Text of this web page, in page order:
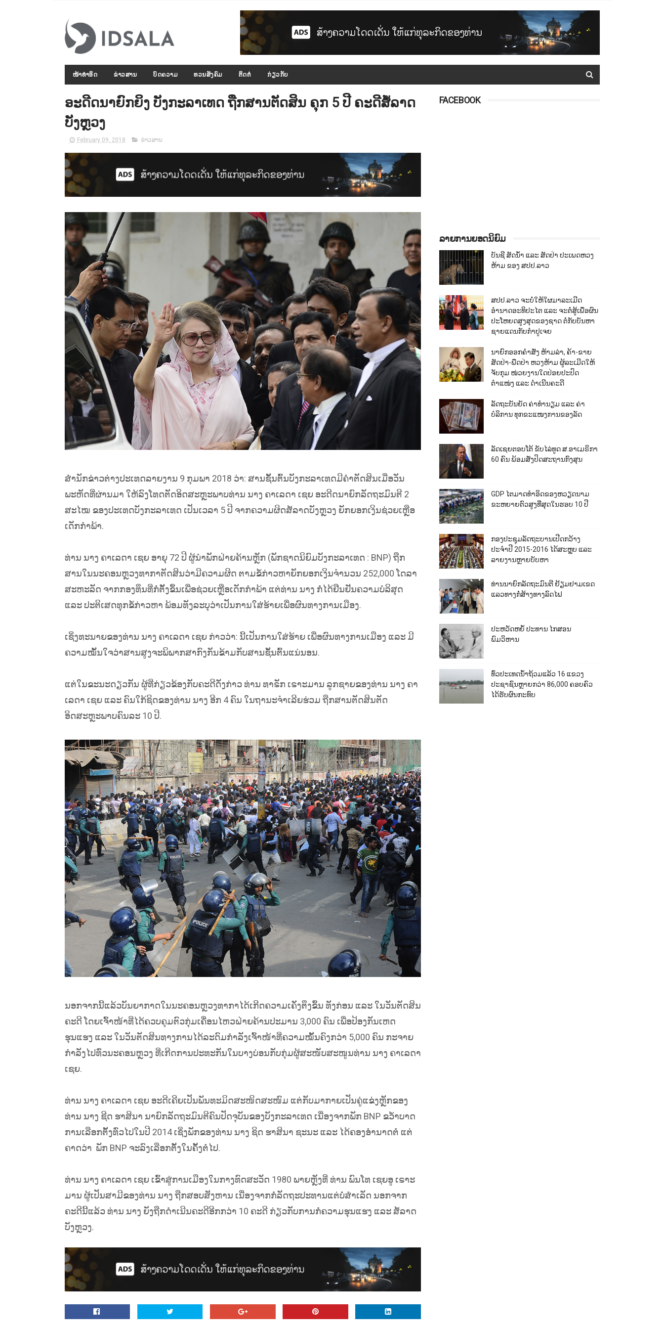
ໜ້າທຳອິດ ຂ່າວສານ ບົດຄວາມ ທວນສັງຄົມ ຕິດຕໍ່ ກ່ຽວກັບ
ອະດີດນາຍົກຍິງ ບັງກະລາເທດ ຖືກສານຕັດສິນ ຄຸກ 5 ປີ ຄະດີສໍ້ລາດ
ບັງຫຼວງ
February 09, 2018 ຂ່າວສານ
ສຳນັກຂ່າວຕ່າງປະເທດລາຍງານ 9 ກຸມພາ 2018 ວ່າ: ສານຊັ້ນຕົ້ນບັງກະລາເທດມີຄຳຕັດສິນເມື່ອວັນ
ພະຫັດທີ່ຜ່ານມາ ໃຫ້ລົງໂທດຕັດອິດສະຫຼະພາບທ່ານ ນາງ ຄາເລດາ ເຊຍ ອະດີດນາຍົກລັດຖະມົນຕີ 2
ສະໄໝ ຂອງປະເທດບັງກະລາເທດ ເປັນເວລາ 5 ປີ ຈາກຄວາມຜິດສໍ້ລາດບັງຫຼວງ ຍັກຍອກເງິນຊ່ວຍເຫຼືອ
ເດັກກຳພ້າ.
ທ່ານ ນາງ ຄາເລດາ ເຊຍ ອາຍຸ 72 ປີ ຜູ້ນຳພັກຝ່າຍຄ້ານຫຼັກ (ພັກຊາດນິຍົມບັງກະລາເທດ : BNP) ຖືກ
ສານໃນນະຄອນຫຼວງທາກາຕັດສິນວ່າມີຄວາມຜິດ ຕາມຂໍ້ກ່າວຫາຍັກຍອກເງິນຈຳນວນ 252,000 ໂດລາ
ສະຫະລັດ ຈາກກອງທຶນທີ່ກໍ່ຕັ້ງຂຶ້ນເພື່ອຊ່ວຍເຫຼືອເດັກກຳພ້າ ແຕ່ທ່ານ ນາງ ກໍ່ໄດ້ຢືນຢັນຄວາມບໍລິສຸດ
ແລະ ປະຕິເສດທຸກຂໍ້ກ່າວຫາ ພ້ອມທັງລະບຸວ່າເປັນການໃສ່ຮ້າຍເພື່ອຜົນທາງການເມືອງ.
ເຊິ່ງທະນາຍຂອງທ່ານ ນາງ ຄາເລດາ ເຊຍ ກ່າວວ່າ: ນີ້ເປັນການໃສ່ຮ້າຍ ເພື່ອຜົນທາງການເມືອງ ແລະ ມີ
ຄວາມໝັ້ນໃຈວ່າສານສູງຈະພິພາກສາກົງກັນຂ້າມກັບສານຊັ້ນຕົ້ນແນ່ນອນ.
ແຕ່ໃນຂະນະດຽວກັນ ຜູ້ທີ່ກ່ຽວຂ້ອງກັບຄະດີດັ່ງກ່າວ ທ່ານ ທາຣັກ ເຣາະມານ ລູກຊາຍຂອງທ່ານ ນາງ ຄາ
ເລດາ ເຊຍ ແລະ ຄົນໃກ້ຊິດຂອງທ່ານ ນາງ ອີກ 4 ຄົນ ໃນຖານະຈຳເລີຍຮ່ວມ ຖືກສານຕັດສິນຕັດ
ອິດສະຫຼະພາບຄົນລະ 10 ປີ.
ນອກຈາກນີ້ແລ້ວບັນຍາກາດໃນນະຄອນຫຼວງທາກາໄດ້ເກີດຄວາມເຄັ່ງຕຶງຂຶ້ນ ທັງກ່ອນ ແລະ ໃນວັນຕັດສິນ
ຄະດີ ໂດຍເຈົ້າໜ້າທີ່ໄດ້ຄວບຄຸມຕົວກຸ່ມເຄື່ອນໄຫວຝ່າຍຄ້ານປະມານ 3,000 ຄົນ ເພື່ອປ້ອງກັນເຫດ
ຮຸນແຮງ ແລະ ໃນວັນຕັດສິນທາງການໄດ້ລະດົມກຳລັງເຈົ້າໜ້າທີ່ຄວາມໝັ້ນຄົງກວ່າ 5,000 ຄົນ ກະຈາຍ
ກຳລັງໄປທົ່ວນະຄອນຫຼວງ ທີ່ເກີດການປະທະກັນໃນບາງບ່ອນກັບກຸ່ມຜູ້ສະໜັບສະໜູນທ່ານ ນາງ ຄາເລດາ
ເຊຍ.
ທ່ານ ນາງ ຄາເລດາ ເຊຍ ອະດີເຄີຍເປັນພັນທະມິດສະໜິດສະໜົມ ແຕ່ກັບມາກາຍເປັນຄູ່ແຂ່ງຫຼັກຂອງ
ທ່ານ ນາງ ຊີດ ຮາສິນາ ນາຍົກລັດຖະມົນຕີຄົນປັດຈຸບັນຂອງບັງກະລາເທດ ເນື່ອງຈາກພັກ BNP ຂວໍ້າບາດ
ການເລືອກຕັ້ງທົ່ວໄປໃນປີ 2014 ເຊິ່ງພັກຂອງທ່ານ ນາງ ຊິດ ຮາສິນາ ຊະນະ ແລະ ໄດ້ຄອງອຳນາດຕໍ່ ແຕ່
ຄາດວ່າ ພັກ BNP ຈະລົງເລືອກຕັ້ງໃນຄັ້ງຕໍ່ໄປ.
ທ່ານ ນາງ ຄາເລດາ ເຊຍ ເຂົ້າສູ່ການເມືອງໃນກາງທົດສະວັດ 1980 ພາຍຫຼັງທີ່ ທ່ານ ພົນໂທ ເຊຍອູ ເຣາະ
ມານ ຜູ້ເປັນສາມີຂອງທ່ານ ນາງ ຖືກສອບສັງຫານ ເນື່ອງຈາກກໍ່ລັດຖະປະທານແຕ່ບໍ່ສຳເລັດ ນອກຈາກ
ຄະດີນີ້ແລ້ວ ທ່ານ ນາງ ຍັງຖືກດຳເນີນຄະດີອີກກວ່າ 10 ຄະດີ ກ່ຽວກັບການກໍ່ຄວາມຮຸນແຮງ ແລະ ສໍ້ລາດ
ບັງຫຼວງ.
FACEBOOK
ລາຍການຍອດນິຍົມ
ບັນຊີ ສັດນ້ຳ ແລະ ສັດປ່າ ປະເພດຫວງ
ຫ້າມ ຂອງ ສປປ.ລາວ
ສປປ.ລາວ ຈະບໍ່ໃຫ້ໃຜມາລະເມີດ
ອຳນາດອະທິປະໄຕ ແລະ ຈະຕໍ່ສູ້ເພື່ອຜົນ
ປະໂຫຍດສູງສຸດຂອງຊາດ ຕໍ່ກັບບັນຫາ
ຊາຍແດນກັບກຳປູເຈຍ
ນາຍົກອອກຄຳສັ່ງ ຫ້າມລ່າ, ຄ້າ-ຂາຍ
ສັດປ່າ-ພືດປ່າ ຫວງຫ້າມ ຜູ້ລະເມີດໃຫ້
ຈັບກຸມ ໜ່ວຍງານໃດປ່ອຍປະປົດ
ຕຳແໜ່ງ ແລະ ດຳເນີນຄະດີ
ລັດຖະບັນຍັດ ຄ່າທຳນຽມ ແລະ ຄ່າ
ບໍລິການ ທຸກຂະແໜງການຂອງລັດ
ລັດເຊຍຕອບໂຕ້ ຂັບໄລ່ທູດ ສ.ອາເມຣິກາ
60 ຄົນ ພ້ອມສັ່ງປິດສະຖານກົງສຸນ
GDP ໄຕມາດທຳອິດຂອງຫວຽດນາມ
ຂະຫຍາຍຕົວສູງທີ່ສຸດໃນຮອບ 10​ ປີ
ກອງປະຊຸມລັດຖະບານເປີດກວ້າງ
ປະຈຳປີ 2015-2016 ໄດ້ສະຫຼຸບ ແລະ
ລາຍງານຫຼາຍບັບຫາ
ທ່ານນາຍົກລັດຖະມົນຕີ ຢ້ຽມຢາມເຂດ
ແລວທາງກໍ່ສ້າງທາງລົດໄຟ
ປະຫວັດຫຍໍ້ ປະທານ ໄກສອນ
ພົມວິຫານ
ທົ່ວປະເທດນ້ຳຖ້ວມແລ້ວ 16 ແຂວງ
ປະຊາຊົນຫຼາຍກວ່າ 86,000​ ຄອບຄົວ
ໄດ້ຮັບຜົນກະທົບ